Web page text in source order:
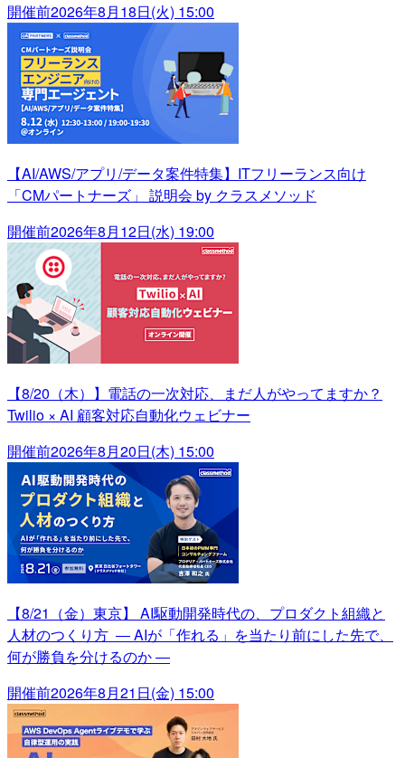
開催前2026年8月18日(火) 15:00
【AI/AWS/アプリ/データ案件特集】ITフリーランス向け
「CMパートナーズ」 説明会 by クラスメソッド
開催前2026年8月12日(水) 19:00
【8/20（木）】電話の一次対応、まだ人がやってますか？
Twilio × AI 顧客対応自動化ウェビナー
開催前2026年8月20日(木) 15:00
【8/21（金）東京】 AI駆動開発時代の、プロダクト組織と
人材のつくり方 ― AIが「作れる」を当たり前にした先で、
何が勝負を分けるのか ―
開催前2026年8月21日(金) 15:00